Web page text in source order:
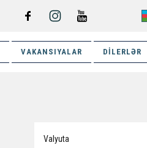
VAKANSIYALAR DILERLƏR
Valyuta